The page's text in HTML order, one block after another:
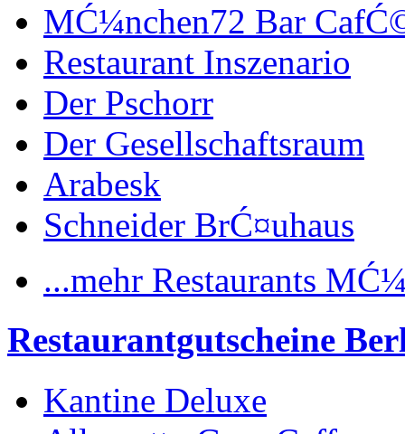
MĆ¼nchen72 Bar
Restaurant Inszenario
Der Pschorr
Der Gesellschaftsraum
Arabesk
Schneider BrĆ¤uhaus
...mehr Restaurants
Restaurantgutscheine
Kantine Deluxe